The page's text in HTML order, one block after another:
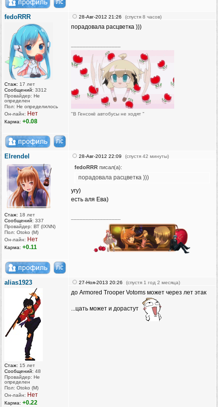
fedoRRR
Стаж: 17 лет
Сообщений: 3312
Провайдер: Не
определен
Пол: Не определилось
Он-лайн: Нет
Карма: +0.08
28-Авг-2012 21:26 (спустя 8 часов)
порадовала расцветка )))
"В Генсокё автобусы не ходят "
Elrendel
Стаж: 18 лет
Сообщений: 337
Провайдер: ВТ (IXNN)
Пол: Otoko (M)
Он-лайн: Нет
Карма: +0.11
28-Авг-2012 22:09 (спустя 42 минуты)
fedoRRR писал(а):
порадовала расцветка )))
угу)
есть аля Ева)
alias1923
Стаж: 15 лет
Сообщений: 48
Провайдер: Не
определен
Пол: Otoko (M)
Он-лайн: Нет
Карма: +0.22
27-Ноя-2013 20:26 (спустя 1 год 2 месяца)
до Armored Trooper Votoms может через лет этак
...цать может и дорастут